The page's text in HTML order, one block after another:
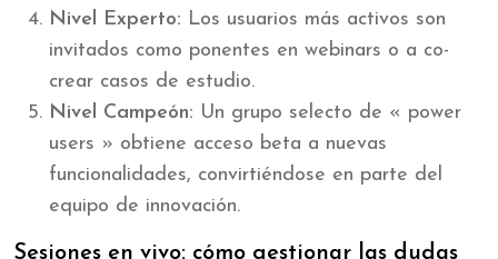
Nivel Experto: Los usuarios más activos son
invitados como ponentes en webinars o a co-
crear casos de estudio.
Nivel Campeón: Un grupo selecto de « power
users » obtiene acceso beta a nuevas
funcionalidades, convirtiéndose en parte del
equipo de innovación.
Sesiones en vivo: cómo gestionar las dudas